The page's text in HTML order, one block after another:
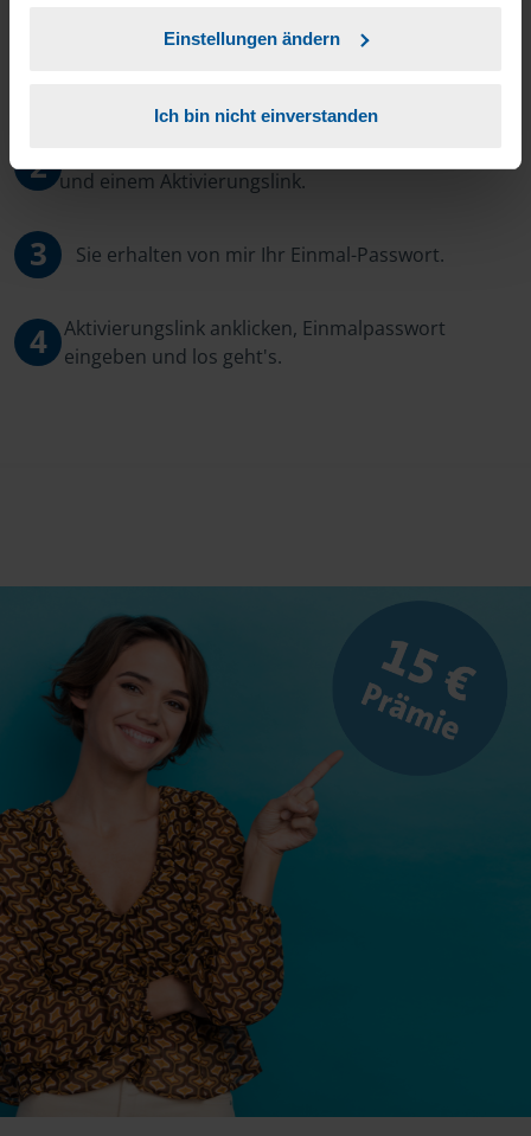
Einstellungen ändern
Ich bin nicht einverstanden
2 und einem Aktivierungslink.
3 Sie erhalten von mir Ihr Einmal-Passwort.
4
Aktivierungslink anklicken, Einmalpasswort
eingeben und los geht's.